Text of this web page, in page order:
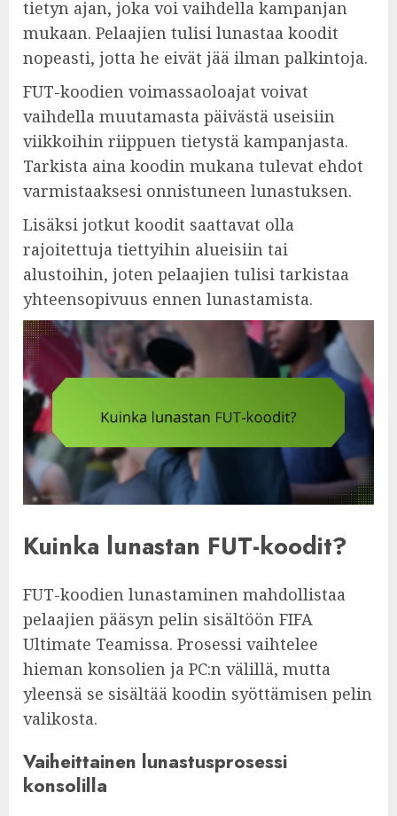
tietyn ajan, joka voi vaihdella kampanjan
mukaan. Pelaajien tulisi lunastaa koodit
nopeasti, jotta he eivät jää ilman palkintoja.
FUT-koodien voimassaoloajat voivat
vaihdella muutamasta päivästä useisiin
viikkoihin riippuen tietystä kampanjasta.
Tarkista aina koodin mukana tulevat ehdot
varmistaaksesi onnistuneen lunastuksen.
Lisäksi jotkut koodit saattavat olla
rajoitettuja tiettyihin alueisiin tai
alustoihin, joten pelaajien tulisi tarkistaa
yhteensopivuus ennen lunastamista.
Kuinka lunastan FUT-koodit?
FUT-koodien lunastaminen mahdollistaa
pelaajien pääsyn pelin sisältöön FIFA
Ultimate Teamissa. Prosessi vaihtelee
hieman konsolien ja PC:n välillä, mutta
yleensä se sisältää koodin syöttämisen pelin
valikosta.
Vaiheittainen lunastusprosessi
konsolilla